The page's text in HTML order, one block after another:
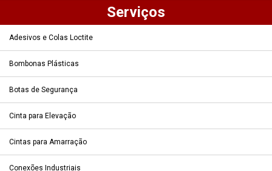
Serviços
Adesivos e Colas Loctite
Bombonas Plásticas
Botas de Segurança
Cinta para Elevação
Cintas para Amarração
Conexões Industriais